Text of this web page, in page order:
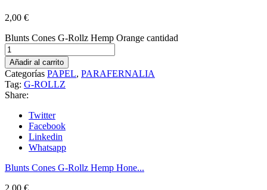
2,00 €
Blunts Cones G-Rollz Hemp Orange cantidad
Añadir al carrito
Categorías PAPEL, PARAFERNALIA
Tag: G-ROLLZ
Share:
Twitter
Facebook
Linkedin
Whatsapp
Blunts Cones G-Rollz Hemp Hone...